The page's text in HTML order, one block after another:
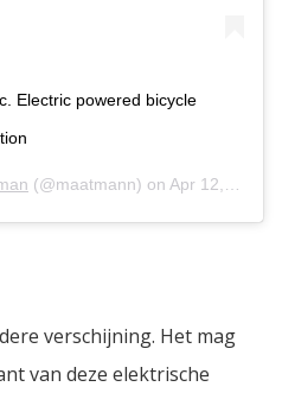
Electric powered bicycle
(@maatmann) on Apr 12, 2014 at 4:00am PDT
verschijning. Het mag
van deze elektrische